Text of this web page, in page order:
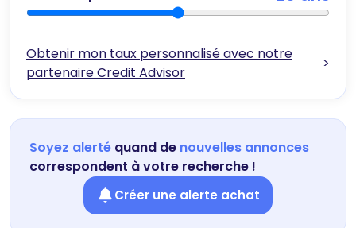
Obtenir mon taux personnalisé avec notre
partenaire Credit Advisor
>
Soyez alerté quand de nouvelles annonces
correspondent à votre recherche !
Créer une alerte achat